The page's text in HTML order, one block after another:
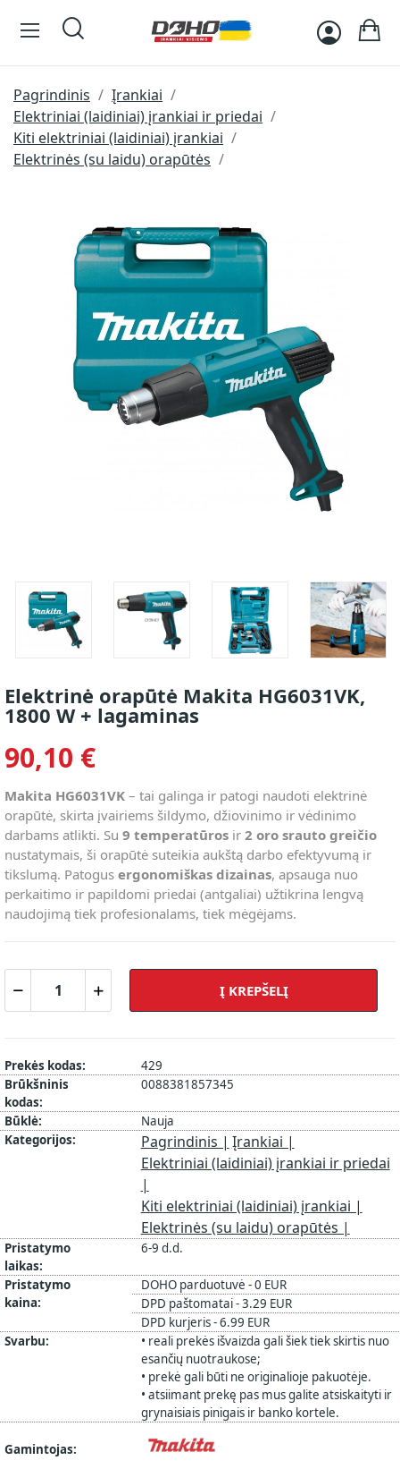
Pagrindinis
Įrankiai
Elektriniai (laidiniai) įrankiai ir priedai
Kiti elektriniai (laidiniai) įrankiai
Elektrinės (su laidu) orapūtės
Elektrinė orapūtė Makita HG6031VK,
1800 W + lagaminas
90,10 €
Makita HG6031VK – tai galinga ir patogi naudoti elektrinė
orapūtė, skirta įvairiems šildymo, džiovinimo ir vėdinimo
darbams atlikti. Su 9 temperatūros ir 2 oro srauto greičio
nustatymais, ši orapūtė suteikia aukštą darbo efektyvumą ir
tikslumą. Patogus ergonomiškas dizainas, apsauga nuo
perkaitimo ir papildomi priedai (antgaliai) užtikrina lengvą
naudojimą tiek profesionalams, tiek mėgėjams.
Į KREPŠELĮ
Prekės kodas:
429
Brūkšninis
kodas:
0088381857345
Būklė:
Nauja
Kategorijos:
Pagrindinis | Įrankiai |
Elektriniai (laidiniai) įrankiai ir priedai
|
Kiti elektriniai (laidiniai) įrankiai |
Elektrinės (su laidu) orapūtės |
Pristatymo
laikas:
6-9 d.d.
Pristatymo
kaina:
DOHO parduotuvė - 0 EUR
DPD paštomatai - 3.29 EUR
DPD kurjeris - 6.99 EUR
Svarbu:
• reali prekės išvaizda gali šiek tiek skirtis nuo
esančių nuotraukose;
• prekė gali būti ne originalioje pakuotėje.
• atsiimant prekę pas mus galite atsiskaityti ir
grynaisiais pinigais ir banko kortele.
Gamintojas: